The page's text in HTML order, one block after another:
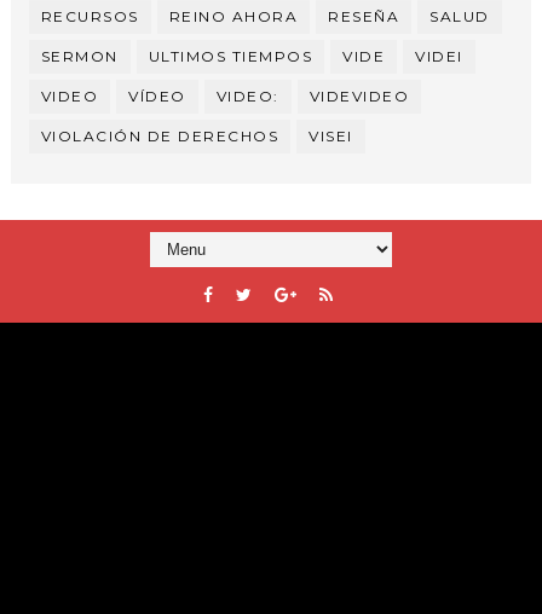
RECURSOS REINO AHORA RESEÑA SALUD
SERMON ULTIMOS TIEMPOS VIDE VIDEI
VIDEO VÍDEO VIDEO: VIDEVIDEO
VIOLACIÓN DE DERECHOS VISEI